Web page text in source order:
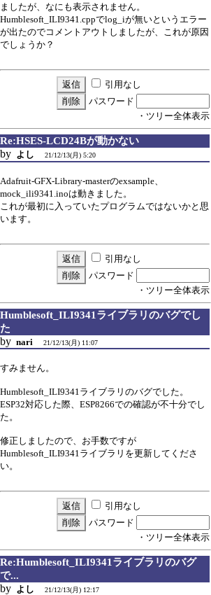
ましたが、なにも表示されません。
Humblesoft_ILI9341.cppでlog_iが無いというエラー
が出たのでコメントアウトしましたが、これが原因
でしょうか？
引用なし
パスワード
・ツリー全体表示
Re:HSES-LCD24Bが動かない
by よし 21/12/13(月) 5:20
Adafruit-GFX-Library-masterのexsample、
mock_ili9341.inoは動きました。
これが最初に入っていたプログラムではないかと思
います。
引用なし
パスワード
・ツリー全体表示
Humblesoft_ILI9341ライブラリのバグでし
た
by nari 21/12/13(月) 11:07
すみません。
Humblesoft_ILI9341ライブラリのバグでした。
ESP32対応した際、ESP8266での確認が不十分でし
た。
修正しましたので、お手数ですが
Humblesoft_ILI9341ライブラリを更新してくださ
い。
引用なし
パスワード
・ツリー全体表示
Re:Humblesoft_ILI9341ライブラリのバグ
で...
by よし 21/12/13(月) 12:17